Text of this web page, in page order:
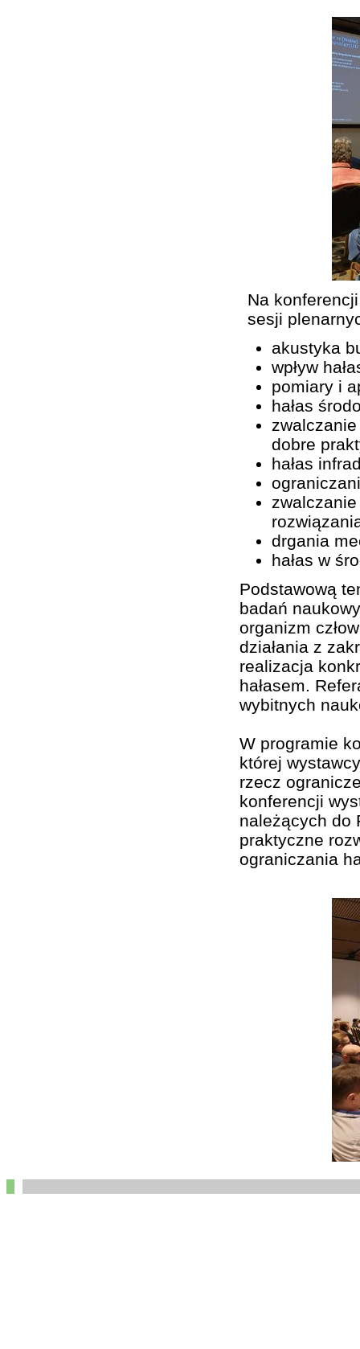
Na
sesji
akustyka
wpływ
pomiary i
hałas
dobre
hałas
drgania
hałas w
Podstawową
badań
organizm
działania z
realizacja
hałasem.
wybitnych
W programie
której
rzecz
konferencji
należących do
praktyczne
ograniczania